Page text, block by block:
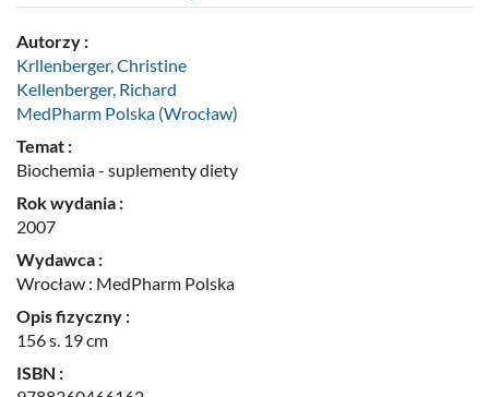
Autorzy :
Krllenberger, Christine
Kellenberger, Richard
MedPharm Polska (Wrocław)
Temat :
Biochemia - suplementy diety
Rok wydania :
2007
Wydawca :
Wrocław : MedPharm Polska
Opis fizyczny :
156 s. 19 cm
ISBN :